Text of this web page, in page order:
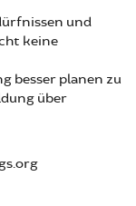
und
keine
besser planen zu
über